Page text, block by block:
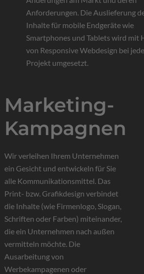
Anforderungen. Die Auslieferung
Inhalte für mobile Endgeräte wie
Smartphones und Tablets wird mit
von Responsive Webdesign bei
Projekt umgesetzt.
Marketing-
Kampagnen
Wir verleihen Ihrem Unternehmen
ein Gesicht und entwickeln für Sie
alle Kommunikationsmittel. Das
Print- bzw. Grafikdesign verbindet
die Inhalte (wie Firmenlogo, Slogan,
Schriften oder Farben) miteinander,
die ein Unternehmen nach außen
vermitteln möchte. Die
Ausarbeitung von
Werbekampagenen oder